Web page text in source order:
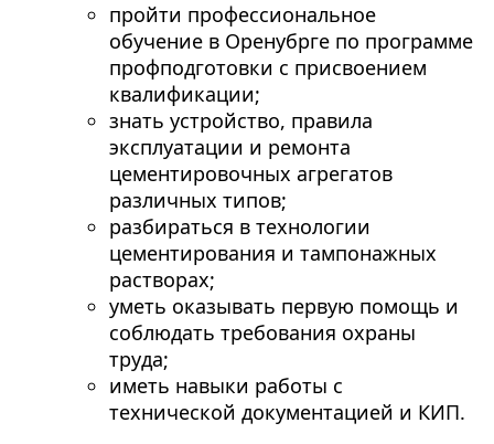
пройти профессиональное
обучение в Оренубрге по программе
профподготовки с присвоением
квалификации;
знать устройство, правила
эксплуатации и ремонта
цементировочных агрегатов
различных типов;
разбираться в технологии
цементирования и тампонажных
растворах;
уметь оказывать первую помощь и
соблюдать требования охраны
труда;
иметь навыки работы с
технической документацией и КИП.